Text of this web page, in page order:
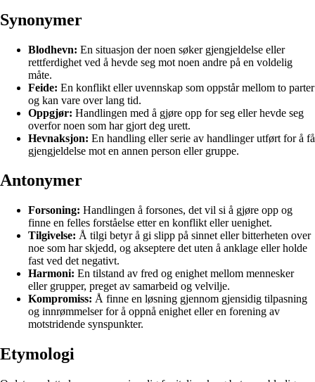
Synonymer
Blodhevn: En situasjon der noen søker gjengjeldelse eller
rettferdighet ved å hevde seg mot noen andre på en voldelig
måte.
Feide: En konflikt eller uvennskap som oppstår mellom to parter
og kan vare over lang tid.
Oppgjør: Handlingen med å gjøre opp for seg eller hevde seg
overfor noen som har gjort deg urett.
Hevnaksjon: En handling eller serie av handlinger utført for å få
gjengjeldelse mot en annen person eller gruppe.
Antonymer
Forsoning: Handlingen å forsones, det vil si å gjøre opp og
finne en felles forståelse etter en konflikt eller uenighet.
Tilgivelse: Å tilgi betyr å gi slipp på sinnet eller bitterheten over
noe som har skjedd, og akseptere det uten å anklage eller holde
fast ved det negativt.
Harmoni: En tilstand av fred og enighet mellom mennesker
eller grupper, preget av samarbeid og velvilje.
Kompromiss: Å finne en løsning gjennom gjensidig tilpasning
og innrømmelser for å oppnå enighet eller en forening av
motstridende synspunkter.
Etymologi